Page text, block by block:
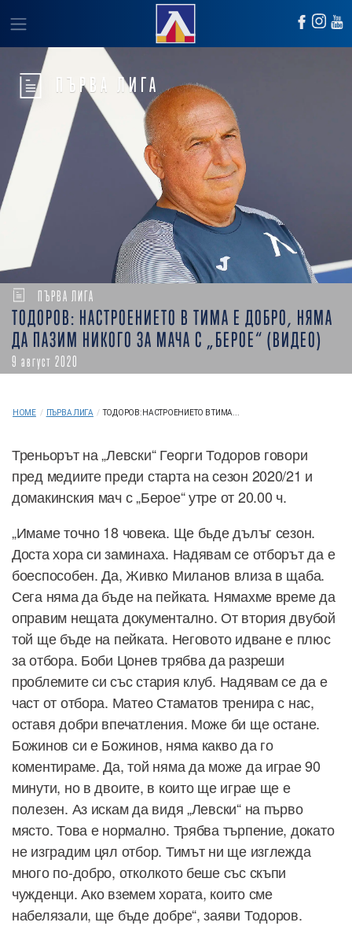
ПЪРВА ЛИГА
ПЪРВА ЛИГА
ТОДОРОВ: НАСТРОЕНИЕТО В ТИМА Е ДОБРО, НЯМА
ДА ПАЗИМ НИКОГО ЗА МАЧА С „БЕРОЕ“ (ВИДЕО)
9 август 2020
HOME / ПЪРВА ЛИГА / ТОДОРОВ: НАСТРОЕНИЕТО В ТИМА...
Треньорът на „Левски“ Георги Тодоров говори
пред медиите преди старта на сезон 2020/21 и
домакинския мач с „Берое“ утре от 20.00 ч.
„Имаме точно 18 човека. Ще бъде дълъг сезон.
Доста хора си заминаха. Надявам се отборът да е
боеспособен. Да, Живко Миланов влиза в щаба.
Сега няма да бъде на пейката. Нямахме време да
оправим нещата документално. От втория двубой
той ще бъде на пейката. Неговото идване е плюс
за отбора. Боби Цонев трябва да разреши
проблемите си със стария клуб. Надявам се да е
част от отбора. Матео Стаматов тренира с нас,
оставя добри впечатления. Може би ще остане.
Божинов си е Божинов, няма какво да го
коментираме. Да, той няма да може да играе 90
минути, но в двоите, в които ще играе ще е
полезен. Аз искам да видя „Левски“ на първо
място. Това е нормално. Трябва търпение, докато
не изградим цял отбор. Тимът ни ще изглежда
много по-добро, отколкото беше със скъпи
чужденци. Ако вземем хората, които сме
набелязали, ще бъде добре“, заяви Тодоров.